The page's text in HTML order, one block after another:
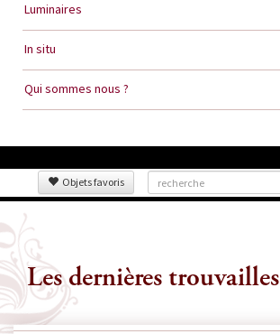
Luminaires
In situ
Qui sommes nous ?
Objets favoris
Les dernières trouvailles